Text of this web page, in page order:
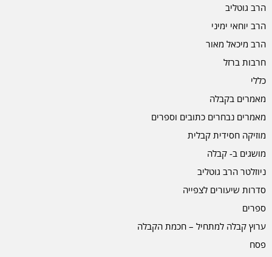
הרב גוטליב
הרב יוחאי ימיני
הרב מיכאל מאור
חרבות ברזל
כללי
מאמרים בקבלה
מאמרים נבחרים כתובים וספרים
מוזיקה חסידית קבלית
מושגים ב- קבלה
ניוזלטר הרב גוטליב
סדרות שיעורים לצפייה
ספרים
ערוץ קבלה למתחיל – חכמת הקבלה
פסח